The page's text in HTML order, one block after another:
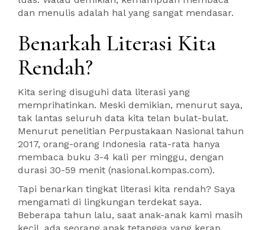
dan menulis adalah hal yang sangat mendasar.
Benarkah Literasi Kita
Rendah?
Kita sering disuguhi data literasi yang
memprihatinkan. Meski demikian, menurut saya,
tak lantas seluruh data kita telan bulat-bulat.
Menurut penelitian Perpustakaan Nasional tahun
2017, orang-orang Indonesia rata-rata hanya
membaca buku 3-4 kali per minggu, dengan
durasi 30-59 menit (nasional.kompas.com).
Tapi benarkan tingkat literasi kita rendah? Saya
mengamati di lingkungan terdekat saya.
Beberapa tahun lalu, saat anak-anak kami masih